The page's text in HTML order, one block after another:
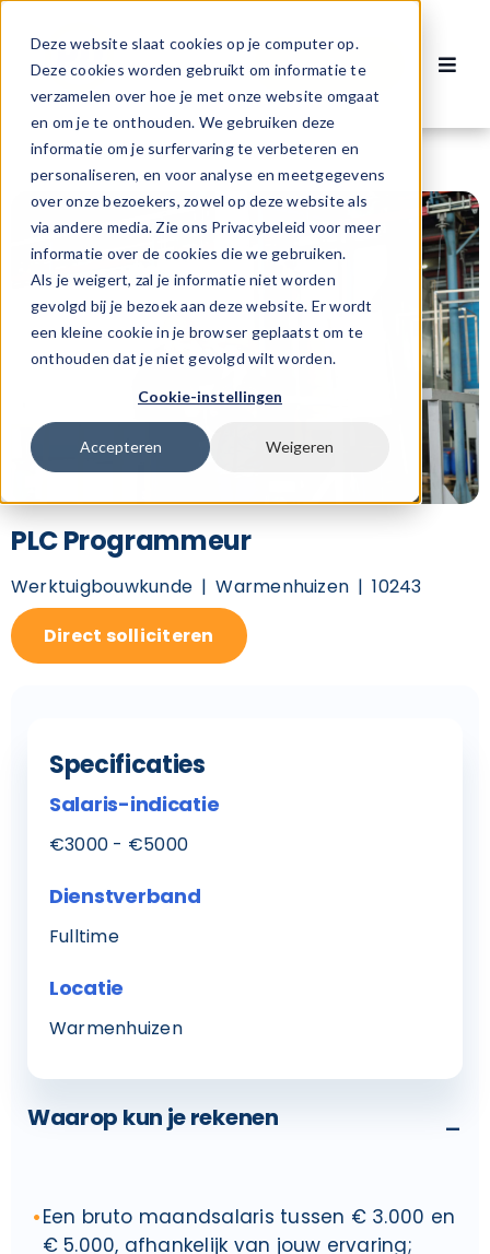
Deze website slaat cookies op je computer op.
Deze cookies worden gebruikt om informatie te
verzamelen over hoe je met onze website omgaat
en om je te onthouden. We gebruiken deze
informatie om je surfervaring te verbeteren en
personaliseren, en voor analyse en meetgegevens
over onze bezoekers, zowel op deze website als
via andere media. Zie ons Privacybeleid voor meer
informatie over de cookies die we gebruiken.
Als je weigert, zal je informatie niet worden
gevolgd bij je bezoek aan deze website. Er wordt
een kleine cookie in je browser geplaatst om te
onthouden dat je niet gevolgd wilt worden.
Cookie-instellingen
Accepteren Weigeren
naar
inhoud
Contact
Vacatures
Voor werknemers
Voor werkgevers
Over ons
PLC Programmeur
Werktuigbouwkunde Warmenhuizen
10243
Direct solliciteren
Specificaties
Salaris-indicatie
€3000 - €5000
Dienstverband
Fulltime
Locatie
Warmenhuizen
Waarop kun je rekenen -
Een bruto maandsalaris tussen € 3.000 en
€ 5.000, afhankelijk van jouw ervaring;